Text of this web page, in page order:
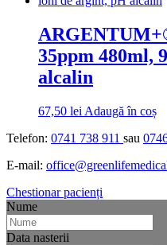
35ppm 480ml,
alcalin
67,50 lei Adaugă în coș
Telefon: 0741 738 911 sau
E-mail:
Chestionar pacienți
Nume
Data nasterii